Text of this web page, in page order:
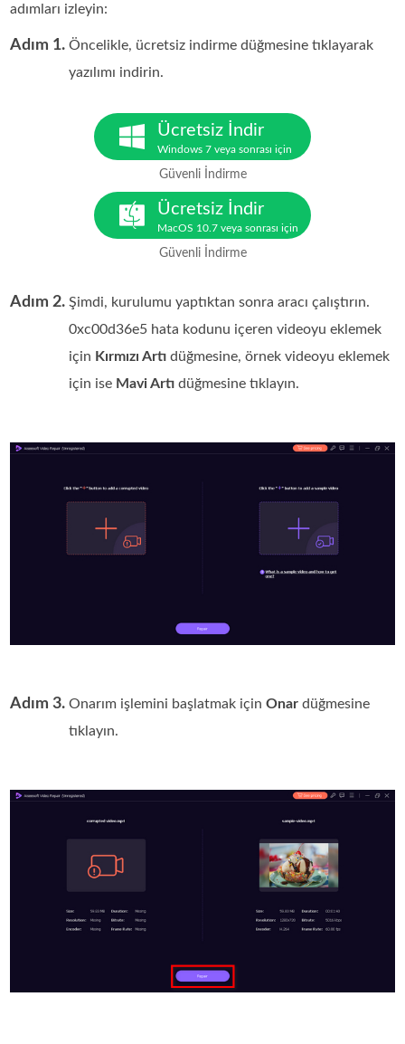
adımları izleyin:
Adım 1. Öncelikle, ücretsiz indirme düğmesine tıklayarak
yazılımı indirin.
Ücretsiz İndir
Windows 7 veya sonrası için
Güvenli İndirme
Ücretsiz İndir
MacOS 10.7 veya sonrası için
Güvenli İndirme
Adım 2. Şimdi, kurulumu yaptıktan sonra aracı çalıştırın.
0xc00d36e5 hata kodunu içeren videoyu eklemek
için Kırmızı Artı düğmesine, örnek videoyu eklemek
için ise Mavi Artı düğmesine tıklayın.
Adım 3. Onarım işlemini başlatmak içinOnar düğmesine
tıklayın.